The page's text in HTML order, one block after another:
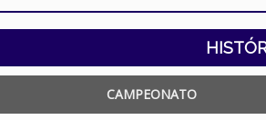
CAMPEONATO